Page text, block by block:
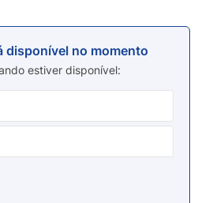
disponível no momento
estiver disponível
liquido